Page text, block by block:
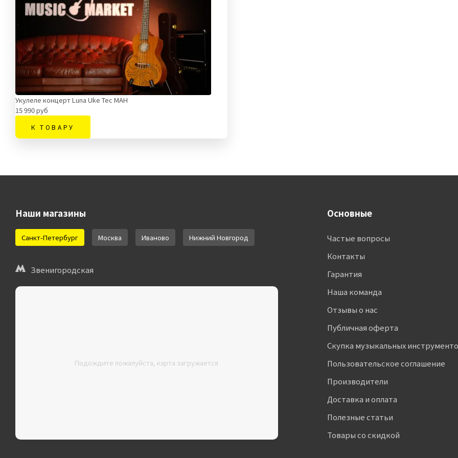
Укулеле концерт Luna Uke Tec MAH
15 990 руб
К ТОВАРУ
Наши магазины
Санкт-Петербург Москва Иваново Нижний Новгород
Звенигородская
Подождите пожалуйста, карта загружается
Основные
Частые вопросы
Контакты
Гарантия
Наша команда
Отзывы о нас
Публичная оферта
Скупка музыкальных
Пользовательское соглашение
Производители
Доставка и оплата
Полезные статьи
Товары со скидкой